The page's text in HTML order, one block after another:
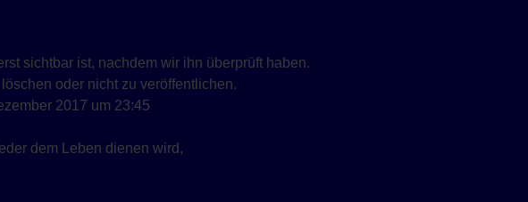
sichtbar ist, nachdem wir ihn überprüft haben.
oder nicht zu veröffentlichen.
2017 um 23:45
dem Leben dienen wird,